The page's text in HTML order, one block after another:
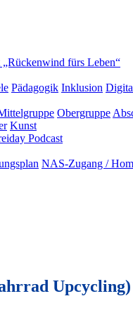
„Rückenwind fürs Leben“
Pädagogik Inklusion
Obergruppe
Kunst
Podcast
NAS-Zugang /
Upcycling)